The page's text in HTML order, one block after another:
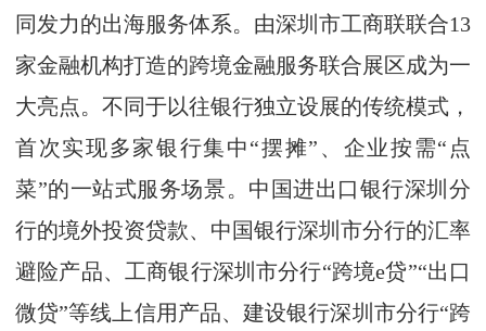
同发力的出海服务体系。由深圳市工商联联合13
家金融机构打造的跨境金融服务联合展区成为一
大亮点。不同于以往银行独立设展的传统模式，
首次实现多家银行集中“摆摊”、企业按需“点
菜”的一站式服务场景。中国进出口银行深圳分
行的境外投资贷款、中国银行深圳市分行的汇率
避险产品、工商银行深圳市分行“跨境e贷”“出口
微贷”等线上信用产品、建设银行深圳市分行“跨